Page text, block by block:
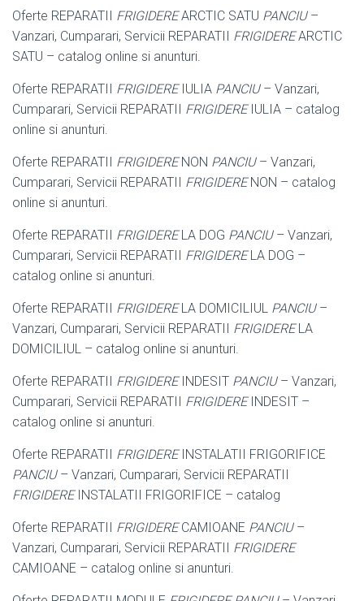
Oferte REPARATII FRIGIDEREARCTIC SATU PANCIU–
Vanzari, Cumparari, Servicii REPARATII FRIGIDEREARCTIC
SATU – catalog online si anunturi.
Oferte REPARATII FRIGIDEREIULIA PANCIU– Vanzari,
Cumparari, Servicii REPARATII FRIGIDEREIULIA – catalog
online si anunturi.
Oferte REPARATII FRIGIDERENON PANCIU– Vanzari,
Cumparari, Servicii REPARATII FRIGIDERENON – catalog
online si anunturi.
Oferte REPARATII FRIGIDERELA DOG PANCIU– Vanzari,
Cumparari, Servicii REPARATII FRIGIDERELA DOG –
catalog online si anunturi.
Oferte REPARATII FRIGIDERELA DOMICILIUL PANCIU–
Vanzari, Cumparari, Servicii REPARATII FRIGIDERELA
DOMICILIUL – catalog online si anunturi.
Oferte REPARATII FRIGIDEREINDESIT PANCIU– Vanzari,
Cumparari, Servicii REPARATII FRIGIDEREINDESIT –
catalog online si anunturi.
Oferte REPARATII FRIGIDEREINSTALATII FRIGORIFICE
PANCIU– Vanzari, Cumparari, Servicii REPARATII
FRIGIDEREINSTALATII FRIGORIFICE – catalog
Oferte REPARATII FRIGIDERECAMIOANE PANCIU–
Vanzari, Cumparari, Servicii REPARATII FRIGIDERE
CAMIOANE – catalog online si anunturi.